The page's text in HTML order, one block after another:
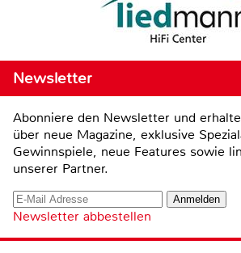
Newsletter
Abonniere den Newsletter und
über neue Magazine, exklusive
Gewinnspiele, neue Features sowie
unserer Partner.
Newsletter abbestellen